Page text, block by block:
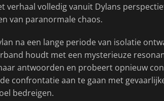
verhaal volledig vanuit Dylans
van paranormale chaos.
na een lange periode van isolatie
houdt met een mysterieuze
antwoorden en probeert opnieuw
confrontatie aan te gaan met
bedreigen.